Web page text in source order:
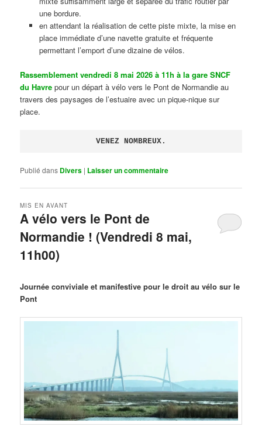
une bordure.
en attendant la réalisation de cette piste mixte, la mise en
place immédiate d’une navette gratuite et fréquente
permettant l’emport d’une dizaine de vélos.
Rassemblement vendredi 8 mai 2026 à 11h à la gare SNCF
du Havre pour un départ à vélo vers le Pont de Normandie au
travers des paysages de l’estuaire avec un pique-nique sur
place.
VENEZ NOMBREUX.
Publié dans Divers | Laisser un commentaire
A vélo vers le Pont de
Normandie ! (Vendredi 8 mai,
11h00)
MIS EN AVANT
Journée conviviale et manifestive pour le droit au vélo sur le
Pont